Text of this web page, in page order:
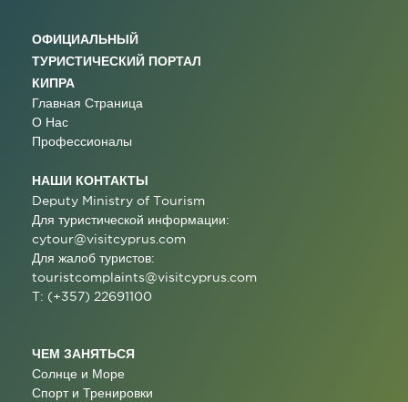
ОФИЦИАЛЬНЫЙ
ТУРИСТИЧЕСКИЙ ПОРТАЛ
КИПРА
Главная Страница
О Нас
Профессионалы
НАШИ КОНТАКТЫ
Deputy Ministry of Tourism
Для туристической информации:
cytour@visitcyprus.com
Для жалоб туристов:
touristcomplaints@visitcyprus.com
T: (+357) 22691100
ЧЕМ ЗАНЯТЬСЯ
Солнце и Море
Спорт и Тренировки